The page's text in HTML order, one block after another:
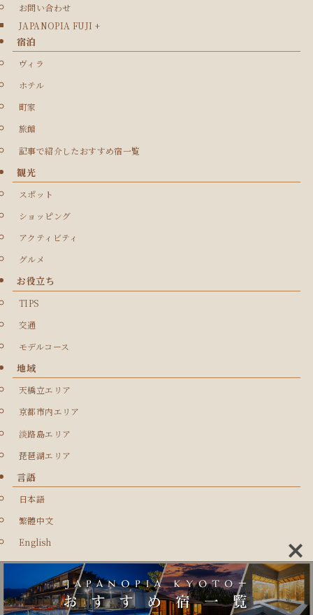
お問い合わせ
JAPANOPIA FUJI +
宿泊
ヴィラ
ホテル
町家
旅館
記事で紹介したおすすめ宿一覧
観光
スポット
ショッピング
アクティビティ
グルメ
お役立ち
TIPS
交通
モデルコース
地域
天橋立エリア
京都市内エリア
淡路島エリア
琵琶湖エリア
言語
日本語
繁體中文
English
© MARINETOPIA RESORT